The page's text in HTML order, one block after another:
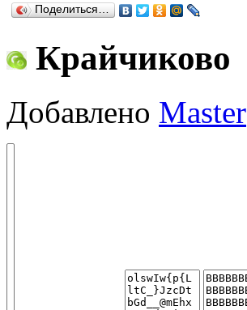
Поделиться…
Крайчиково
Добавлено Master